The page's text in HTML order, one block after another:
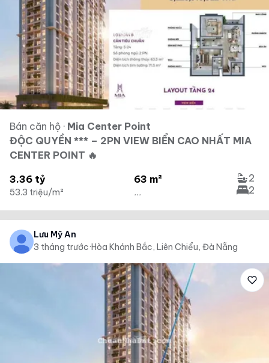
Bán căn hộ · Mia Center Point
ĐỘC QUYỀN *** – 2PN VIEW BIỂN CAO NHẤT MIA
CENTER POINT 🔥
3.36 tỷ
53.3 triệu/m²
63 m²
...
2
2
Lưu Mỹ Ân
3 tháng trước·Hòa Khánh Bắc, Liên Chiểu, Đà Nẵng